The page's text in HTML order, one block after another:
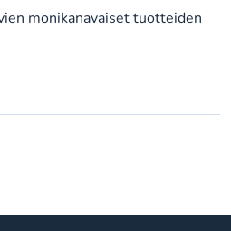
monikanavaiset tuotteiden